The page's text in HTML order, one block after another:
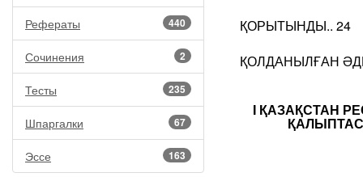
440
Рефераты
2
Сочинения
235
Тесты
67
Шпаргалки
163
Эссе
ҚОРЫТЫНДЫ.. 24
ҚОЛДАНЫЛҒАН
I ҚАЗАҚСТАН